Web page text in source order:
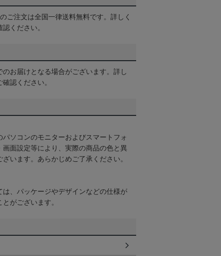
ご注文は全国一律送料無料です。詳しく
認ください。
お届けとなる場合がございます。詳し
確認ください。
ソコンのモニターおよびスマートフォ
画面設定等により、実際の商品の色と異
います。あらかじめご了承ください。
は、パッケージやデザインなどの仕様が
がございます。